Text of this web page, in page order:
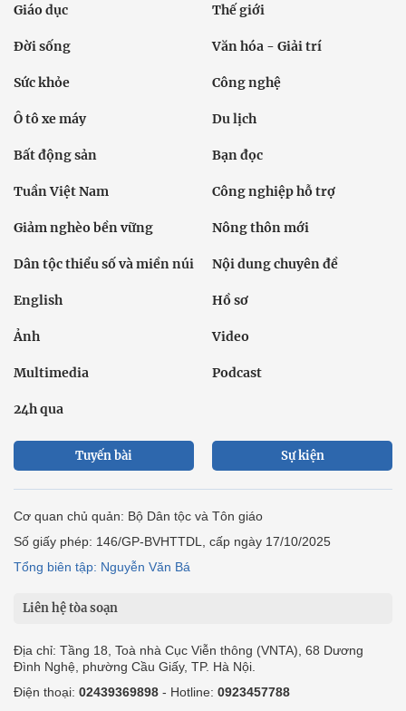
Giáo dục Thế giới
Đời sống Văn hóa - Giải trí
Sức khỏe Công nghệ
Ô tô xe máy Du lịch
Bất động sản Bạn đọc
Tuần Việt Nam Công nghiệp hỗ trợ
Giảm nghèo bền vững Nông thôn mới
Dân tộc thiểu số và miền núi Nội dung chuyên đề
English Hồ sơ
Ảnh Video
Multimedia Podcast
24h qua
Tuyến bài Sự kiện
Cơ quan chủ quản: Bộ Dân tộc và Tôn giáo
Số giấy phép: 146/GP-BVHTTDL, cấp ngày 17/10/2025
Tổng biên tập: Nguyễn Văn Bá
Liên hệ tòa soạn
Địa chỉ: Tầng 18, Toà nhà Cục Viễn thông (VNTA), 68 Dương
Đình Nghệ, phường Cầu Giấy, TP. Hà Nội.
Điện thoại: 02439369898 - Hotline: 0923457788